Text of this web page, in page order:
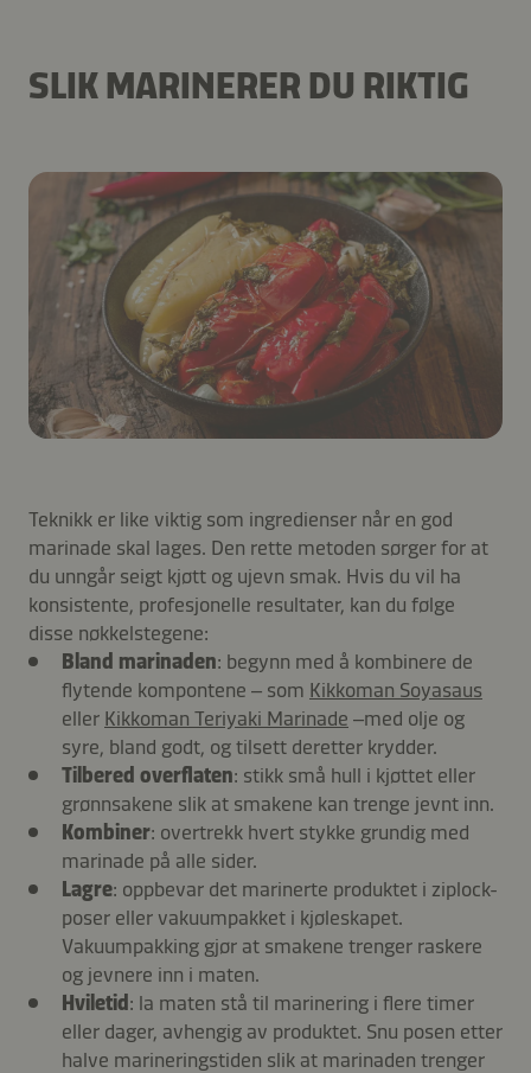
SLIK MARINERER DU RIKTIG
Teknikk er like viktig som ingredienser når en god
marinade skal lages. Den rette metoden sørger for at
du unngår seigt kjøtt og ujevn smak. Hvis du vil ha
konsistente, profesjonelle resultater, kan du følge
disse nøkkelstegene:
Bland marinaden: begynn med å kombinere de
flytende kompontene – som Kikkoman Soyasaus
eller Kikkoman Teriyaki Marinade –med olje og
syre, bland godt, og tilsett deretter krydder.
Tilbered overflaten: stikk små hull i kjøttet eller
grønnsakene slik at smakene kan trenge jevnt inn.
Kombiner: overtrekk hvert stykke grundig med
marinade på alle sider.
Lagre: oppbevar det marinerte produktet i ziplock-
poser eller vakuumpakket i kjøleskapet.
Vakuumpakking gjør at smakene trenger raskere
og jevnere inn i maten.
Hviletid : la maten stå til marinering i flere timer
eller dager, avhengig av produktet. Snu posen etter
halve marineringstiden slik at marinaden trenger